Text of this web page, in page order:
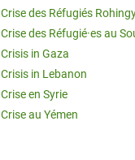
Crise des Réfugiés
Crise des Réfugié·es au
Crisis in Gaza
Crisis in Lebanon
Crise en Syrie
Crise au Yémen